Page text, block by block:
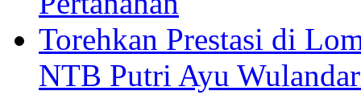
Torehkan Prestasi di
NTB Putri Ayu